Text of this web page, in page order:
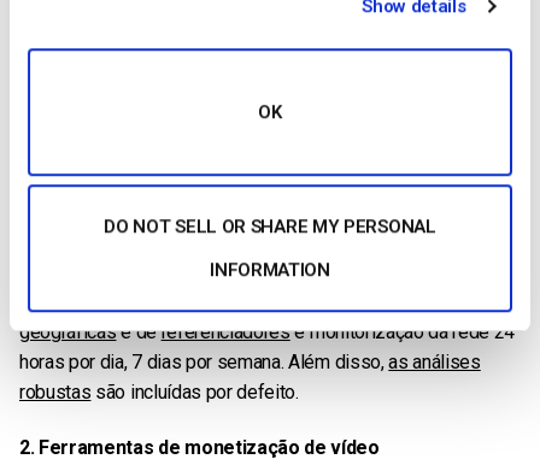
Show details
OK
DO NOT SELL OR SHARE MY PERSONAL
INFORMATION
de mais de 240.000 servidores em mais de 130.000 países.
Chinae, em breve, também o ofereceremos paratransmitir
vídeo em direto.
Mantém 100% de controlo do seu conteúdo de vídeo com
funcionalidades de segurança, tais como
geográficase dereferenciadorese monitorização da rede 24
horas por dia, 7 dias por semana. Além disso,as análises
robustas são incluídas por defeito.
2. Ferramentas de monetização de vídeo